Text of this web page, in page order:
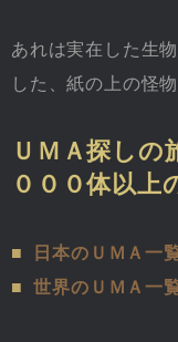
あれは実在した生
した、紙の上の怪
ＵＭＡ探しの
０００体以上
■
日本のＵＭＡ一
■
世界のＵＭＡ一